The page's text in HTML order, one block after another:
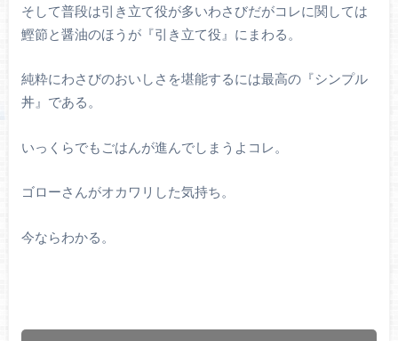
そして普段は引き立て役が多いわさびだがコレに関しては
鰹節と醤油のほうが『引き立て役』にまわる。
純粋にわさびのおいしさを堪能するには最高の『シンプル
丼』である。
いっくらでもごはんが進んでしまうよコレ。
ゴローさんがオカワリした気持ち。
今ならわかる。